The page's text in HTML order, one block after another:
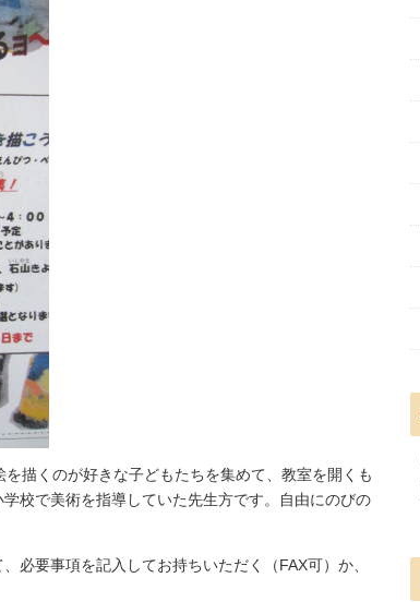
描くのが好きな子どもたちを集めて、教室を開くも
校で美術を指導していた先生方です。自由にのびの
必要事項を記入してお持ちいただく（FAX可）か、